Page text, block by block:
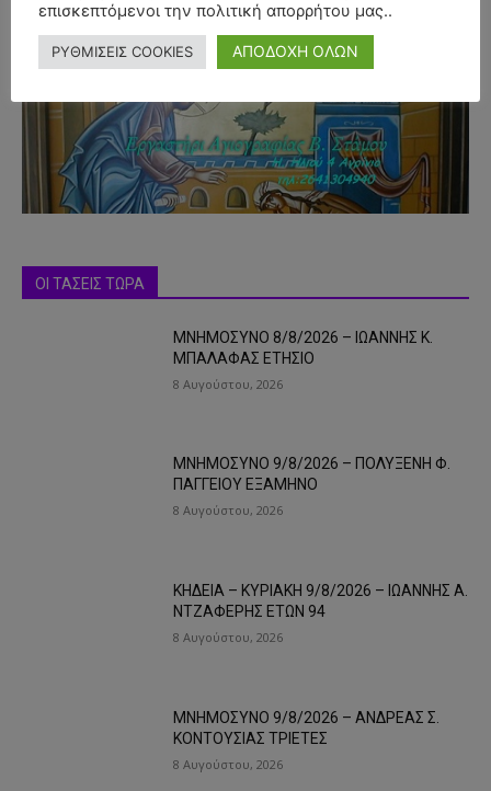
ΟΙ ΤΑΣΕΙΣ ΤΩΡΑ
ΜΝΗΜΟΣΥΝΟ 8/8/2026 – ΙΩΑΝΝΗΣ Κ.
ΜΠΑΛΑΦΑΣ ΕΤΗΣΙΟ
8 Αυγούστου, 2026
ΜΝΗΜΟΣΥΝΟ 9/8/2026 – ΠΟΛΥΞΕΝΗ Φ.
ΠΑΓΓΕΙΟΥ ΕΞΑΜΗΝΟ
8 Αυγούστου, 2026
ΚΗΔΕΙΑ – ΚΥΡΙΑΚΗ 9/8/2026 – ΙΩΑΝΝΗΣ Α.
ΝΤΖΑΦΕΡΗΣ ΕΤΩΝ 94
8 Αυγούστου, 2026
ΜΝΗΜΟΣΥΝΟ 9/8/2026 – ΑΝΔΡΕΑΣ Σ.
ΚΟΝΤΟΥΣΙΑΣ ΤΡΙΕΤΕΣ
8 Αυγούστου, 2026
επισκεπτόμενοι την πολιτική απορρήτου μας..
ΡΥΘΜΙΣΕΙΣ COOKIES ΑΠΟΔΟΧΗ ΟΛΩΝ